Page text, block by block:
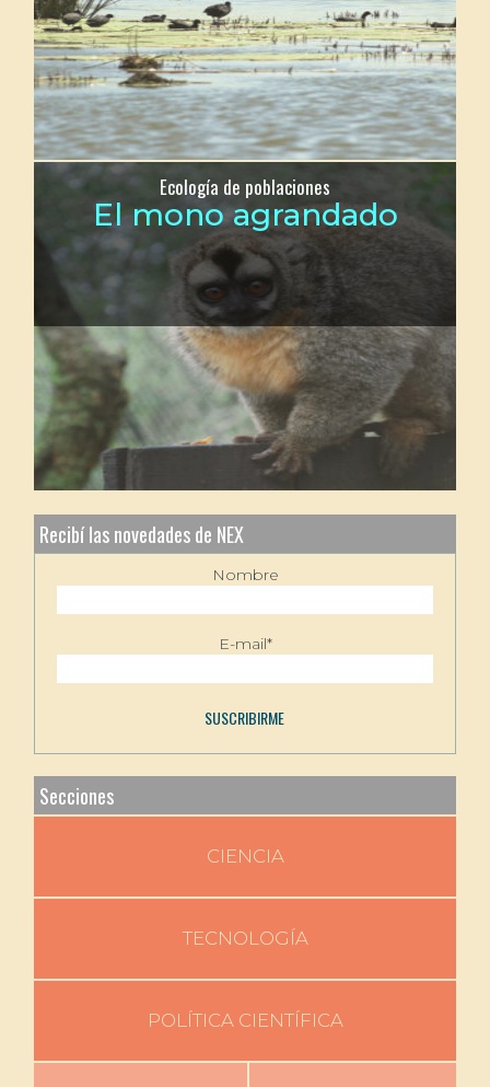
Ecología de poblaciones
El mono agrandado
Recibí las novedades de NEX
Nombre
E-mail*
Secciones
CIENCIA
TECNOLOGÍA
POLÍTICA CIENTÍFICA